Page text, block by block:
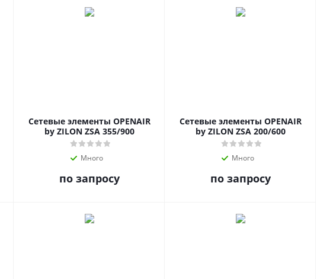
Сетевые элементы OPENAIR
by ZILON ZSA 355/900
Много
по запросу
Сетевые элементы OPENAIR
by ZILON ZSA 200/600
Много
по запросу